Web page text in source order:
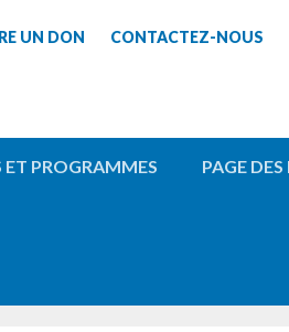
UN DON CONTACTEZ-NOUS
ET PROGRAMMES PAGE